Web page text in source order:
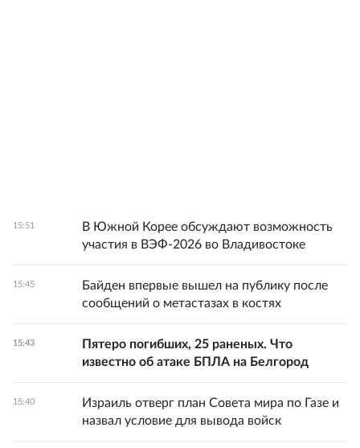
15:51
В Южной Корее обсуждают возможность
участия в ВЭФ-2026 во Владивостоке
15:45
Байден впервые вышел на публику после
сообщений о метастазах в костях
15:43
Пятеро погибших, 25 раненых. Что
известно об атаке БПЛА на Белгород
15:40
Израиль отверг план Совета мира по Газе и
назвал условие для вывода войск